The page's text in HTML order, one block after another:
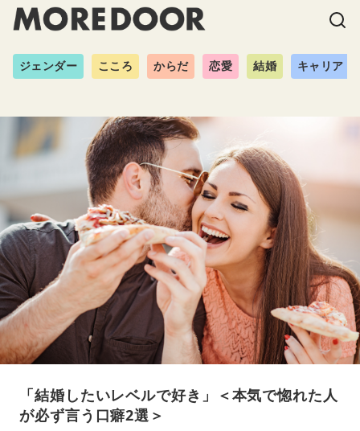
ジェンダー こころ からだ 恋愛 結婚 キャリア
「結婚したいレベルで好き」＜本気で惚れた人
が必ず言う口癖2選＞